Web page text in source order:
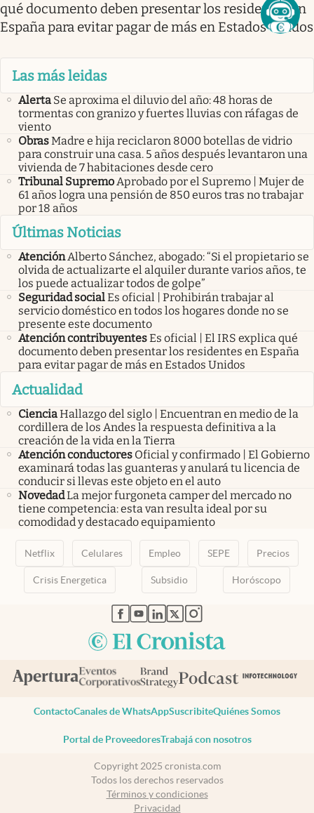
qué documento deben presentar los residentes en
España para evitar pagar de más en Estados Unidos
Las más leidas
Alerta Se aproxima el diluvio del año: 48 horas de
tormentas con granizo y fuertes lluvias con ráfagas de
viento
ObrasMadre e hija reciclaron 8000 botellas de vidrio
para construir una casa. 5 años después levantaron una
vivienda de 7 habitaciones desde cero
Tribunal SupremoAprobado por el Supremo | Mujer de
61 años logra una pensión de 850 euros tras no trabajar
por 18 años
Últimas Noticias
AtenciónAlberto Sánchez, abogado: “Si el propietario se
olvida de actualizarte el alquiler durante varios años, te
los puede actualizar todos de golpe”
Seguridad socialEs oficial | Prohibirán trabajar al
servicio doméstico en todos los hogares donde no se
presente este documento
Atención contribuyentesEs oficial | El IRS explica qué
documento deben presentar los residentes en España
para evitar pagar de más en Estados Unidos
Actualidad
CienciaHallazgo del siglo | Encuentran en medio de la
cordillera de los Andes la respuesta definitiva a la
creación de la vida en la Tierra
Atención conductores Oficial y confirmado | El Gobierno
examinará todas las guanteras y anulará tu licencia de
conducir si llevas este objeto en el auto
NovedadLa mejor furgoneta camper del mercado no
tiene competencia: esta van resulta ideal por su
comodidad y destacado equipamiento
Netflix Celulares Empleo SEPE Precios
Crisis Energetica Subsidio Horóscopo
abre en nueva pestaña
abre en nueva pestaña
abre en nueva pestaña
abre en nueva pestaña
abre en nueva pestaña
ContactoCanales de WhatsAppSuscribiteQuiénes Somos
Portal de ProveedoresTrabajá con nosotros
Copyright 2025 cronista.com
Todos los derechos reservados
Términos y condiciones
Privacidad